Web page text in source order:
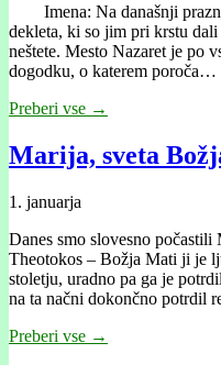
Imena: Na današnji
dekleta, ki so jim pri krstu
neštete. Mesto Nazaret je po
dogodku, o katerem poroča…
Preberi vse →
Marija, sveta
1. januarja
Danes smo slovesno
Theotokos – Božja Mati ji je
stoletju, uradno pa ga je
na ta načni dokončno potrdil
Preberi vse →